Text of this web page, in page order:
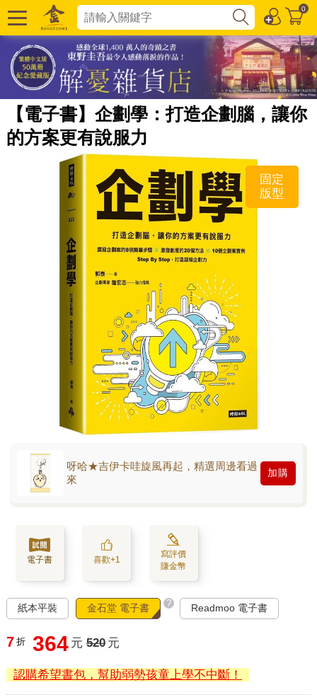
0
【電子書】企劃學：打造企劃腦，讓你
的方案更有說服力
固定
版型
呀哈★吉伊卡哇旋風再起，精選周邊看過
來
加購
電子書 喜歡+1
寫評價
賺金幣
紙本平裝 金石堂 電子書 ? Readmoo 電子書
7 折 364 元 520 元
認購希望書包，幫助弱勢孩童上學不中斷！